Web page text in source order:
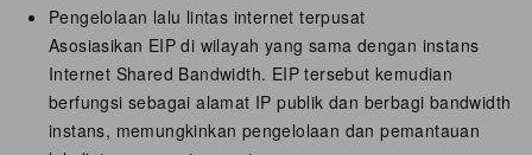
Pengelolaan lalu lintas internet terpusat
Asosiasikan EIP di wilayah yang sama dengan instans
Internet Shared Bandwidth. EIP tersebut kemudian
berfungsi sebagai alamat IP publik dan berbagi bandwidth
instans, memungkinkan pengelolaan dan pemantauan